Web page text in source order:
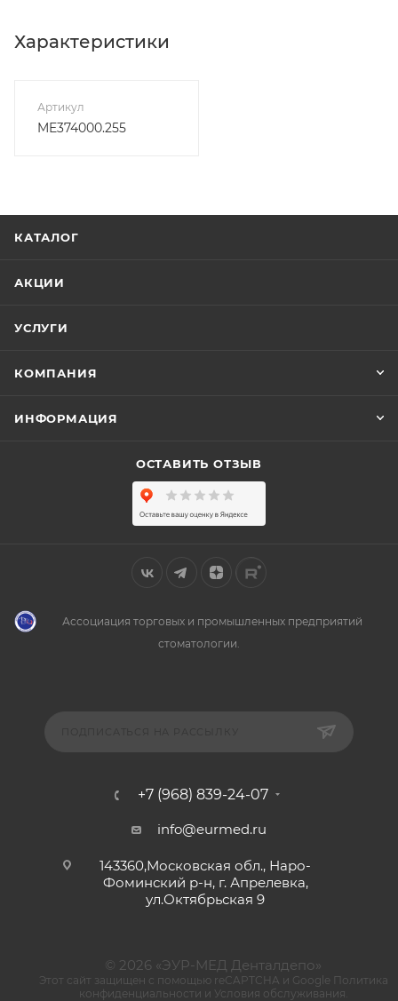
Характеристики
Артикул
ME374000.255
КАТАЛОГ
АКЦИИ
УСЛУГИ
КОМПАНИЯ
ИНФОРМАЦИЯ
ОСТАВИТЬ ОТЗЫВ
Ассоциация торговых и промышленных предприятий
стоматологии.
+7 (968) 839-24-07
info@eurmed.ru
143360,Московская обл., Наро-
Фоминский р-н, г. Апрелевка,
ул.Октябрьская 9
© 2026 «ЭУР-МЕД Денталдепо»
Этот сайт защищен с помощью reCAPTCHA и Google Политика
конфиденциальности и Условия обслуживания